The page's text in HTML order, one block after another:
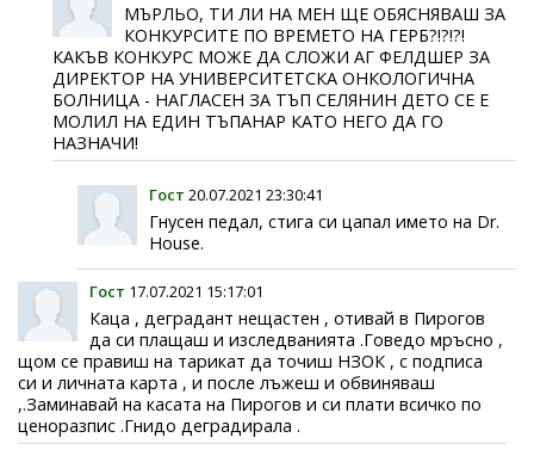
МЪРЛЬО, ТИ ЛИ НА МЕН ЩЕ ОБЯСНЯВАШ ЗА
КОНКУРСИТЕ ПО ВРЕМЕТО НА ГЕРБ?!?!?!
КАКЪВ КОНКУРС МОЖЕ ДА СЛОЖИ АГ ФЕЛДШЕР ЗА
ДИРЕКТОР НА УНИВЕРСИТЕТСКА ОНКОЛОГИЧНА
БОЛНИЦА - НАГЛАСЕН ЗА ТЪП СЕЛЯНИН ДЕТО СЕ Е
МОЛИЛ НА ЕДИН ТЪПАНАР КАТО НЕГО ДА ГО
НАЗНАЧИ!
Гост 20.07.2021 23:30:41
Гнусен педал, стига си цапал името на Dr.
House.
Гост 17.07.2021 15:17:01
Каца , деградант нещастен , отивай в Пирогов
да си плащаш и изследванията .Говедо мръсно ,
щом се правиш на тарикат да точиш НЗОК , с подписа
си и личната карта , и после лъжеш и обвиняваш
,.Заминавай на касата на Пирогов и си плати всичко по
ценоразпис .Гнидо деградирала .